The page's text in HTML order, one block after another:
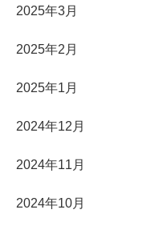
2025年3月
2025年2月
2025年1月
2024年12月
2024年11月
2024年10月